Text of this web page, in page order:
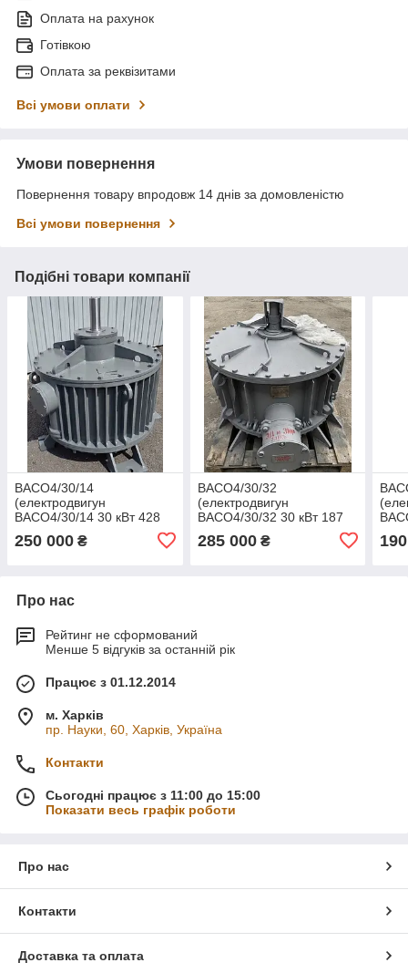
Оплата на рахунок
Готівкою
Оплата за реквізитами
Всі умови оплати
Умови повернення
Повернення товару впродовж 14 днів за домовленістю
Всі умови повернення
Подібні товари компанії
ВАСО4/30/14
(електродвигун
ВАСО4/30/14 30 кВт 428
250 000 ₴
ВАСО4/30/32
(електродвигун
ВАСО4/30/32 30 кВт 187
285 000₴
Про нас
Рейтинг не сформований
Менше 5 відгуків за останній рік
Працює з 01.12.2014
м. Харків
пр. Науки, 60, Харків, Україна
Контакти
Сьогодні працює з 11:00 до 15:00
Показати весь графік роботи
Про нас
Контакти
Доставка та оплата